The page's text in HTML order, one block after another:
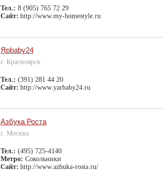
Тел.: 8 (905) 765 72 29
Сайт: http://www.my-homestyle.ru
Ярbaby24
г. Красноярск
Тел.: (391) 281 44 20
Сайт: http://www.yarbaby24.ru
Азбука Роста
г. Москва
Тел.: (495) 725-4140
Метро: Сокольники
Сайт: http://www.azbuka-rosta.ru/